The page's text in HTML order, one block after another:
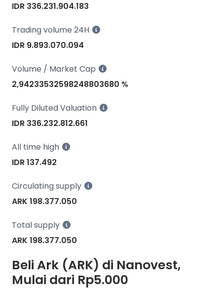
IDR 336.231.904.183
Trading volume 24H
IDR 9.893.070.094
Volume / Market Cap
2,94233532598248803680 %
Fully Diluted Valuation
IDR 336.232.812.661
All time high
IDR 137.492
Circulating supply
ARK 198.377.050
Total supply
ARK 198.377.050
Beli Ark (ARK) di Nanovest,
Mulai dari Rp5.000